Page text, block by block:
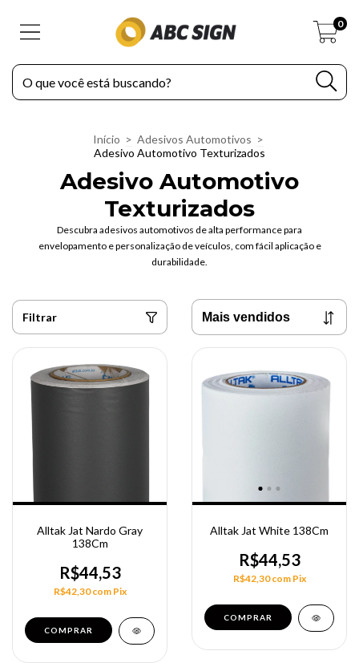
0
Início > Adesivos Automotivos >
Adesivo Automotivo Texturizados
Adesivo Automotivo
Texturizados
Descubra adesivos automotivos de alta performance para
envelopamento e personalização de veículos, com fácil aplicação e
durabilidade.
Filtrar
Alltak Jat Nardo Gray
138Cm
R$44,53
R$42,30com Pix
COMPRAR
Alltak Jat White 138Cm
R$44,53
R$42,30com Pix
COMPRAR